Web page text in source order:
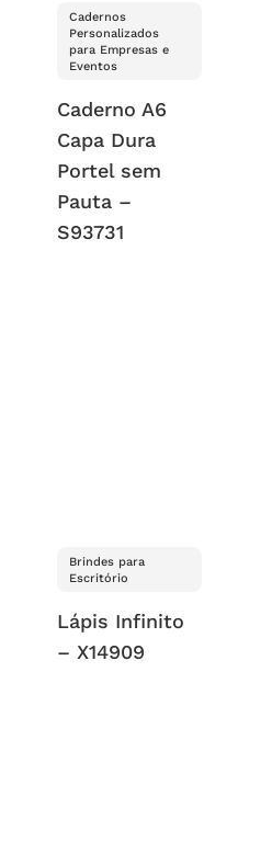
Cadernos
Personalizados
para Empresas e
Eventos
Caderno A6
Capa Dura
Portel sem
Pauta –
S93731
Brindes para
Escritório
Lápis Infinito
– X14909